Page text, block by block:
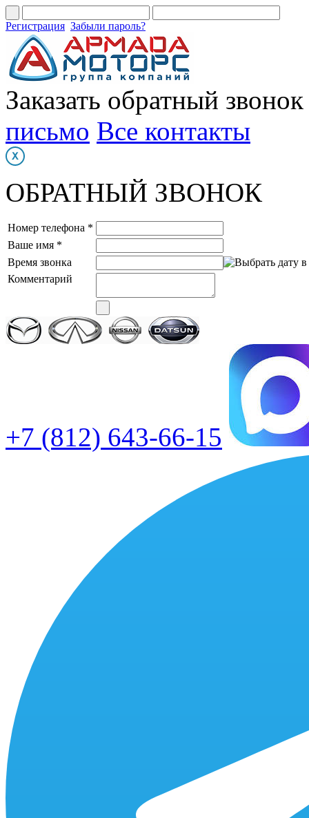
Регистрация Забыли пароль?
Заказать обратный звонок
письмо Все контакты
ОБРАТНЫЙ ЗВОНОК
Номер телефона *
Ваше имя *
Время звонка
Комментарий
+7 (812) 643-66-15